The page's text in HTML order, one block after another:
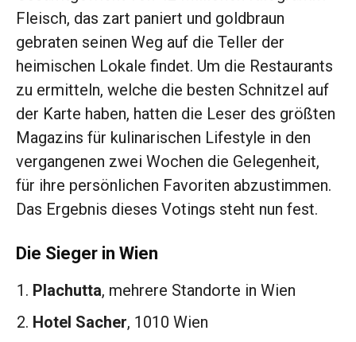
Fleisch, das zart paniert und goldbraun
gebraten seinen Weg auf die Teller der
heimischen Lokale findet. Um die Restaurants
zu ermitteln, welche die besten Schnitzel auf
der Karte haben, hatten die Leser des größten
Magazins für kulinarischen Lifestyle in den
vergangenen zwei Wochen die Gelegenheit,
für ihre persönlichen Favoriten abzustimmen.
Das Ergebnis dieses Votings steht nun fest.
Die Sieger in Wien
Plachutta, mehrere Standorte in Wien
Hotel Sacher, 1010 Wien